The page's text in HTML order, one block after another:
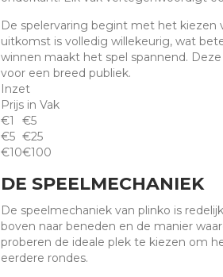
De spelervaring begint met het kiezen
uitkomst is volledig willekeurig, wat
winnen maakt het spel spannend.
voor een breed publiek.
Inzet
Prijs in Vak
€1
€5
€5 €25
€10€100
DE SPEELMECHANIEK
De speelmechaniek van plinko is
boven naar beneden en de manier
proberen de ideale plek te kiezen om
eerdere rondes.